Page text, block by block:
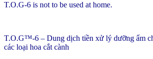
T.O.G-6 is not to be used at home.
T.O.G™-6 – Dung dịch tiền xử lý dưỡng ẩm
các loại hoa cắt cành